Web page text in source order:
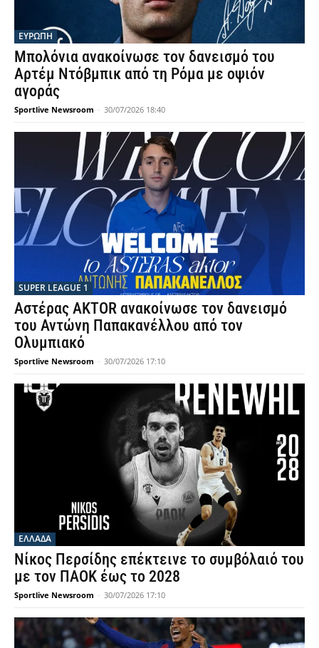
ΕΥΡΩΠΗ
Μπολόνια ανακοίνωσε τον δανεισμό του
Αρτέμ Ντόβμπικ από τη Ρόμα με οψιόν
αγοράς
Sportlive Newsroom - 30/07/2026 18:40
SUPER LEAGUE 1
Αστέρας AKTOR ανακοίνωσε τον δανεισμό
του Αντώνη Παπακανέλλου από τον
Ολυμπιακό
Sportlive Newsroom - 30/07/2026 17:10
ΕΛΛΑΔΑ
Νίκος Περσίδης επέκτεινε το συμβόλαιό του
με τον ΠΑΟΚ έως το 2028
Sportlive Newsroom - 30/07/2026 17:10